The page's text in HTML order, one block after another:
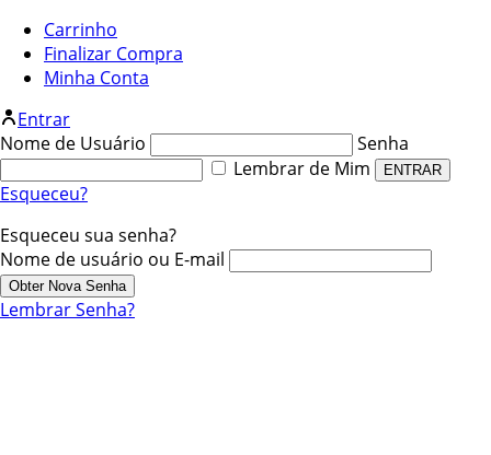
Carrinho
Finalizar Compra
Minha Conta
Entrar
Nome de Usuário
Senha
Lembrar de Mim
Esqueceu?
Esqueceu sua senha?
Nome de usuário ou E-mail
Lembrar Senha?